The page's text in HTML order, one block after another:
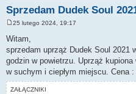
Sprzedam Dudek Soul
o
s
t
25 lutego 2024, 19:17
Witam,
sprzedam uprząż Dudek Soul 2021
godzin w powietrzu. Uprząż
w suchym i ciepłym miejscu. Cena :
ZAŁĄCZNIKI